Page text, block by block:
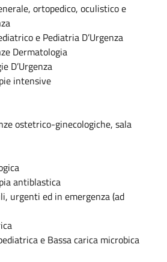
ortopedico, oculistico e
e Pediatria D’Urgenza
Dermatologia
D’Urgenza
intensive
ostetrico-ginecologiche, sala
antiblastica
urgenti ed in emergenza (ad
e Bassa carica microbica